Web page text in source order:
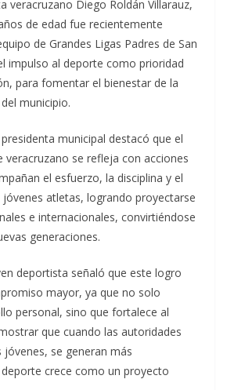
veracruzano Diego Roldán Villarauz,
de edad fue recientemente
de Grandes Ligas Padres de San
impulso al deporte como prioridad
para fomentar el bienestar de la
municipio.
municipal destacó que el
veracruzano se refleja con acciones
el esfuerzo, la disciplina y el
atletas, logrando proyectarse
e internacionales, convirtiéndose
generaciones.
deportista señaló que este logro
mayor, ya que no solo
personal, sino que fortalece al
que cuando las autoridades
se generan más
crece como un proyecto